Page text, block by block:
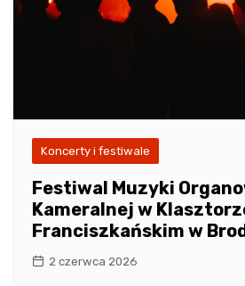
Koncerty i festiwale
Festiwal Muzyki
Kameralnej w
Franciszkańskim w
2 czerwca 2026